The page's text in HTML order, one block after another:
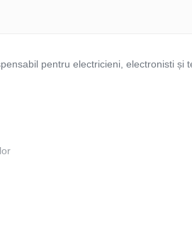
pentru electricieni, electronisti